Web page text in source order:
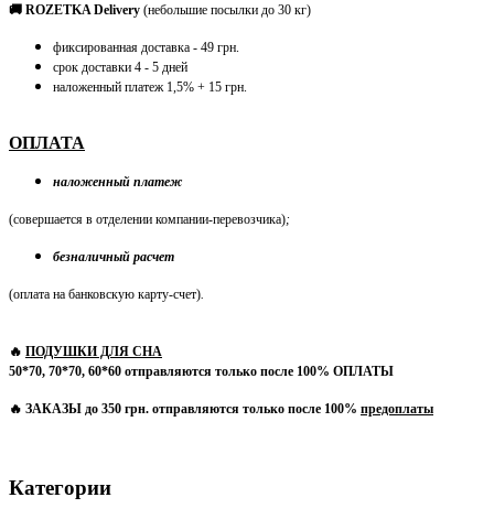
🚚 ROZETKA Delivery (небольшие посылки до 30 кг)
фиксированная доставка - 49 грн.
срок доставки 4 - 5 дней
наложенный платеж 1,5% + 15 грн.
ОПЛАТА
наложенный платеж
(совершается в отделении компании-перевозчика);
безналичный расчет
(оплата на банковскую карту-счет).
🔥 ПОДУШКИ ДЛЯ СНА
50*70, 70*70, 60*60 отправляются только после 100% ОПЛАТЫ
🔥 ЗАКАЗЫ до 350 грн. отправляются только после 100% предоплаты
Категории